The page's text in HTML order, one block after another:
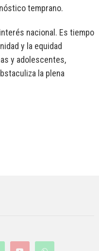
temprano.
nacional. Es tiempo
y la equidad
y adolescentes,
la plena